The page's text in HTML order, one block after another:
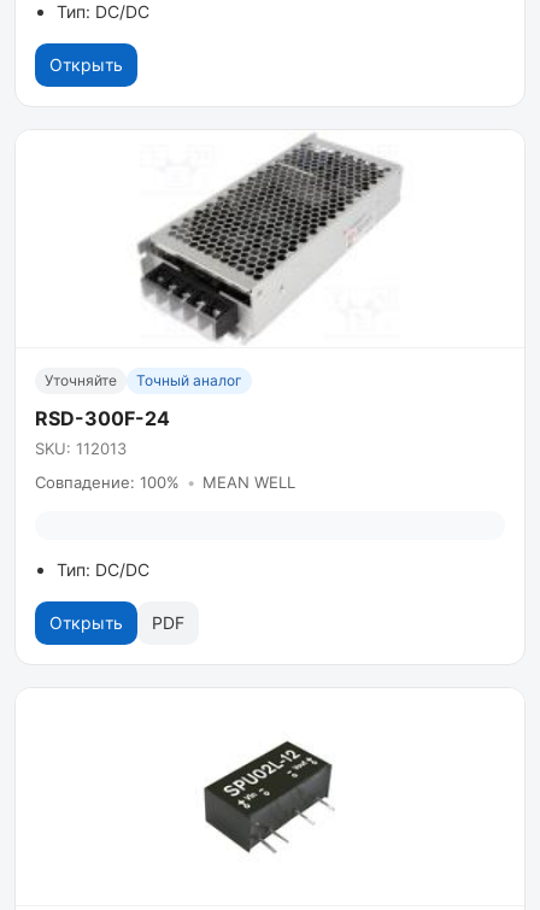
Тип: DC/DC
Открыть
Уточняйте Точный аналог
RSD-300F-24
SKU: 112013
Совпадение: 100% • MEAN WELL
Тип: DC/DC
Открыть PDF